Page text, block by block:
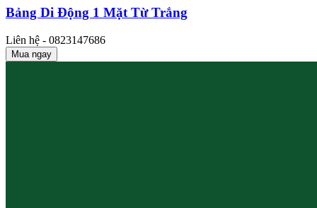
Bảng Di Động 1 Mặt Từ Trắng
Liên hệ - 0823147686
Mua ngay